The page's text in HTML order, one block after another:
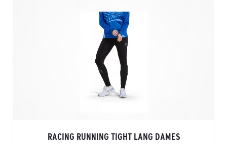
RACING RUNNING TIGHT LANG DAMES